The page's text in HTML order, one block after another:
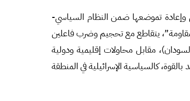
وإعادة تموضعها ضمن النظام السياسي-
يتقاطع مع تحجيم وضرب فاعلين
مقابل محاولات إقليمية ودولية
كالسياسية الإسرائيلية في المنطقة